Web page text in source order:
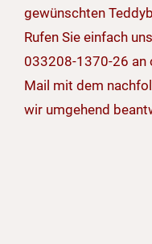
gewünschten
Rufen Sie einfach
033208-1370-26 an
Mail mit dem
wir umgehend